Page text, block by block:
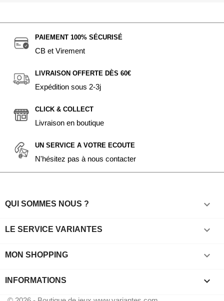
PAIEMENT 100% SÉCURISÉ
CB et Virement
LIVRAISON OFFERTE DÈS 60€
Expédition sous 2-3j
CLICK & COLLECT
Livraison en boutique
UN SERVICE A VOTRE ECOUTE
N'hésitez pas à nous contacter
QUI SOMMES NOUS ? 
LE SERVICE VARIANTES 
MON SHOPPING 
INFORMATIONS keyboard_arrow_down